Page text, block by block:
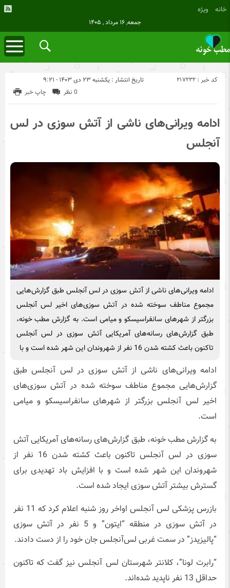
خانه ویژه
جمعه, ۱۶ مرداد , ۱۴۰۵
تاریخ انتشار : یکشنبه ۲۳ دی ۱۴۰۳ - ۹:۲۱ کد خبر : 217232
چاپ خبر 0 نظر
ادامه ویرانی‌های ناشی از آتش سوزی در لس
آنجلس
ادامه ویرانی‌های ناشی از آتش سوزی در لس آنجلس طبق گزارش‌هایی
مجموع مناطف سوخته شده در آتش سوزی‌های اخیر لس آنجلس
بزرگتر از شهرهای سانفراسیسکو و میامی است. به گزارش مطب خونه،
طبق گزارش‌های رسانه‌های آمریکایی آتش سوزی در لس آنجلس
تاکنون باعث کشته شدن 16 نفر از شهروندان این شهر شده است و با
ادامه ویرانی‌های ناشی از آتش سوزی در لس آنجلس طبق
گزارش‌هایی مجموع مناطف سوخته شده در آتش سوزی‌های
اخیر لس آنجلس بزرگتر از شهرهای سانفراسیسکو و میامی
است.
به گزارش مطب خونه، طبق گزارش‌های رسانه‌های آمریکایی آتش
سوزی در لس آنجلس تاکنون باعث کشته شدن 16 نفر از
شهروندان این شهر شده است و با افزایش باد تهدیدی برای
گسترش بیشتر آتش سوزی ایجاد شده است.
بازرس پزشکی لس آنجلس اواخر روز شنبه اعلام کرد که 11 نفر
در آتش سوزی در منطقه “ایتون” و 5 نفر در آتش سوزی
“پالیزیدز” در سمت غربی لس‌آنجلس جان خود را از دست دادند.
“رابرت لونا”، کلانتر شهرستان لس آنجلس نیز گفت که تاکنون
حداقل 13 نفر ناپدید شده‌اند.